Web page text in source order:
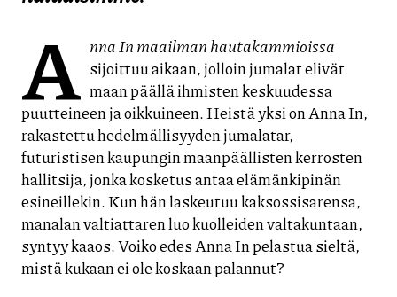
A nna In maailman hautakammioissa
sijoittuu aikaan, jolloin jumalat elivät
maan päällä ihmisten keskuudessa
puutteineen ja oikkuineen. Heistä yksi on Anna In,
rakastettu hedelmällisyyden jumalatar,
futuristisen kaupungin maanpäällisten kerrosten
hallitsija, jonka kosketus antaa elämänkipinän
esineillekin. Kun hän laskeutuu kaksossisarensa,
manalan valtiattaren luo kuolleiden valtakuntaan,
syntyy kaaos. Voiko edes Anna In pelastua sieltä,
mistä kukaan ei ole koskaan palannut?